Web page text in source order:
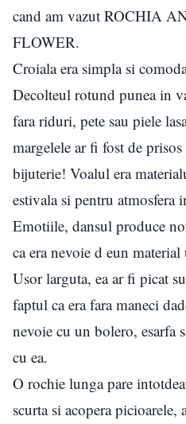
cand am vazut ROCHIA
FLOWER.
Croiala era simpla si
Decolteul rotund punea in
fara riduri, pete sau piele
margelele ar fi fost de
bijuterie! Voalul era
estivala si pentru atmosfera
Emotiile, dansul produce
ca era nevoie d eun
Usor larguta, ea ar fi picat
faptul ca era fara maneci
nevoie cu un bolero, esarfa
cu ea.
O rochie lunga pare
scurta si acopera